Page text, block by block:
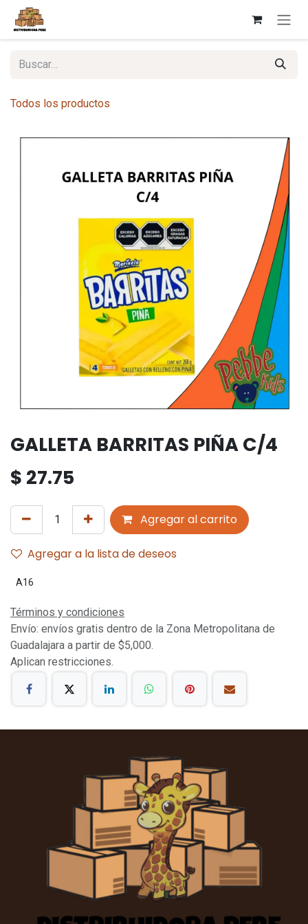
Ir al contenido
Todos los productos
GALLETA BARRITAS PIÑA C/4
$ 27.75
Agregar al carrito
Agregar a la lista de deseos
A16
Términos y condiciones
Envío: envíos gratis dentro de la Zona Metropolitana de
Guadalajara a partir de $5,000.
Aplican restricciones.